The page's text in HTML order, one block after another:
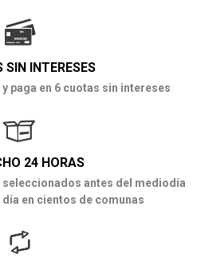
SIN INTERESES
paga en 6 cuotas sin intereses
24 HORAS
antes del mediodía
en cientos de comunas